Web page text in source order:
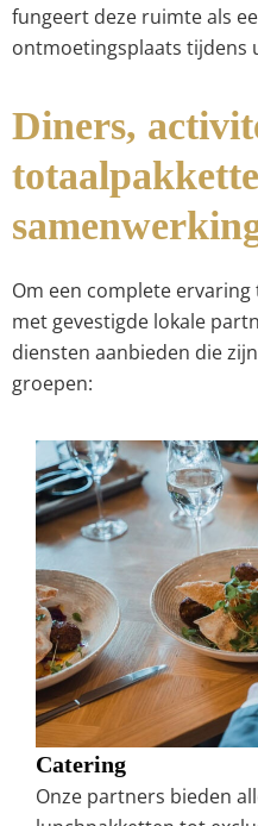
fungeert deze ruimte als
ontmoetingsplaats tijdens
Diners,
Om een complete
met gevestigde lokale
diensten aanbieden die
groepen:
Catering
Onze partners bieden